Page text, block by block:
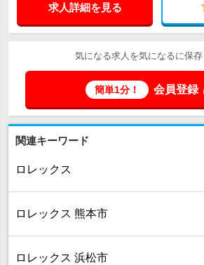
求人詳細を見る
気になる求人を気になるに保存
簡単1分！ 会員登録
関連キーワード
ロレックス
ロレックス 熊本市
ロレックス 浜松市